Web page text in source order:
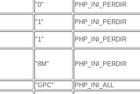
"0" PHP_INI_PERDIR
"1" PHP_INI_PERDIR
"1" PHP_INI_PERDIR
"8M" PHP_INI_PERDIR
"GPC"
PHP_INI_ALL